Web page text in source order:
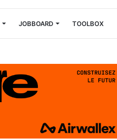
JOBBOARD TOOLBOX